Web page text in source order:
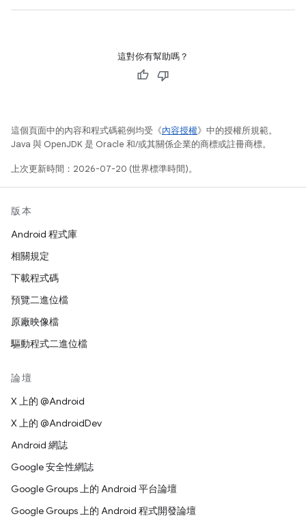
這對你有幫助嗎？
這個頁面中的內容和程式碼範例均受《內容授權》中的授權所規範。
Java 與 OpenJDK 是 Oracle 和/或其關係企業的商標或註冊商標。
上次更新時間：2026-07-20 (世界標準時間)。
版本
Android 程式庫
相關規定
下載程式碼
預覽二進位檔
原廠映像檔
驅動程式二進位檔
論壇
X 上的 @Android
X 上的 @AndroidDev
Android 網誌
Google 安全性網誌
Google Groups 上的 Android 平台論壇
Google Groups 上的 Android 程式開發論壇